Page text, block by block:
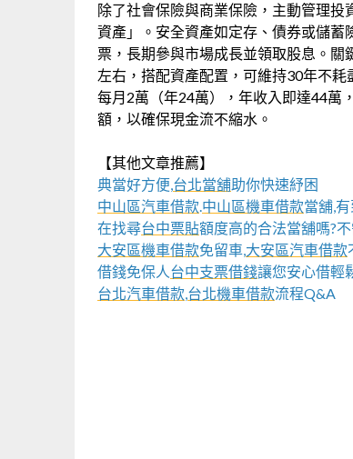
除了社會保險與商業保險，主動管理
資產」。安全資產如定存、債券或儲
票，長期參與市場成長並領取股息。關
左右，搭配資產配置，可維持30年不
每月2萬（年24萬），年收入即達44萬
額，以確保現金流不縮水。
【其他文章推薦】
典當好方便,台北當舖助你快速紓困
中山區汽車借款.中山區機車借款當舖,
在找尋台中票貼額度高的合法當舖嗎?
大安區機車借款免留車,大安區汽車借款
借錢免保人台中支票借錢讓您安心借輕
台北汽車借款,台北機車借款流程Q&A